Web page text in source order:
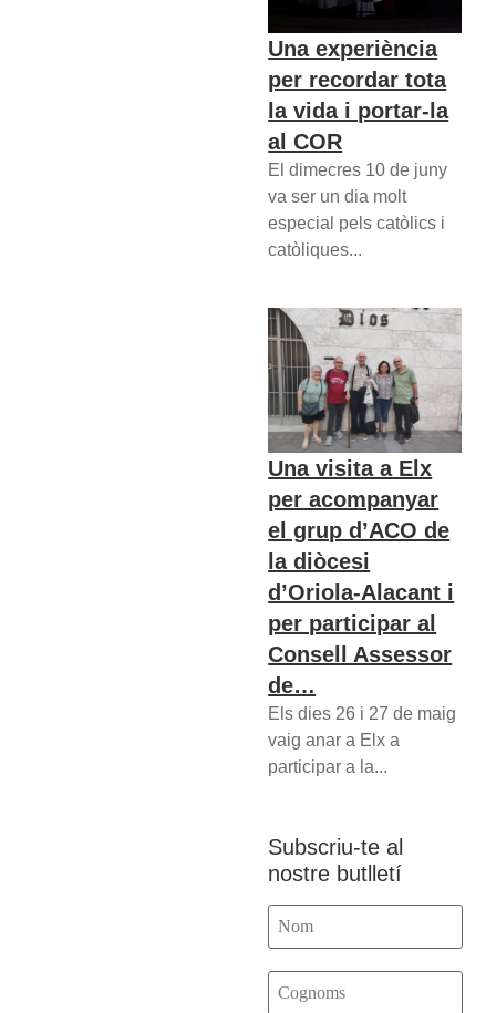
Una experiència
per recordar tota
la vida i portar-la
al COR
El dimecres 10 de juny
va ser un dia molt
especial pels catòlics i
catòliques...
Una visita a Elx
per acompanyar
el grup d’ACO de
la diòcesi
d’Oriola-Alacant i
per participar al
Consell Assessor
de…
Els dies 26 i 27 de maig
vaig anar a Elx a
participar a la...
Subscriu-te al
nostre butlletí